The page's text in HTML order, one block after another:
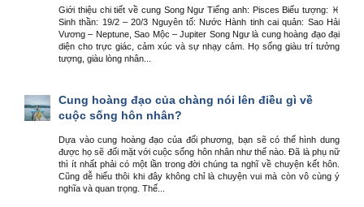
Giới thiệu chi tiết về cung Song Ngư Tiếng anh: Pisces Biểu tượng: ♓
Sinh thần: 19/2 – 20/3 Nguyên tố: Nước Hành tinh cai quản: Sao Hải
Vương – Neptune, Sao Mộc – Jupiter Song Ngư là cung hoàng đạo đại
diện cho trực giác, cảm xúc và sự nhạy cảm. Họ sống giàu trí tưởng
tượng, giàu lòng nhân...
Cung hoàng đạo của chàng nói lên điều gì về
cuộc sống hôn nhân?
Dựa vào cung hoàng đạo của đối phương, bạn sẽ có thể hình dung
được họ sẽ đối mặt với cuộc sống hôn nhân như thế nào. Đã là phụ nữ
thì ít nhất phải có một lần trong đời chúng ta nghĩ về chuyện kết hôn.
Cũng dễ hiểu thôi khi đây không chỉ là chuyện vui mà còn vô cùng ý
nghĩa và quan trọng. Thế...